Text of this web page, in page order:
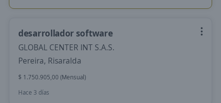
desarrollador software
GLOBAL CENTER INT S.A.S.
Pereira, Risaralda
$ 1.750.905,00 (Mensual)
Hace 3 días